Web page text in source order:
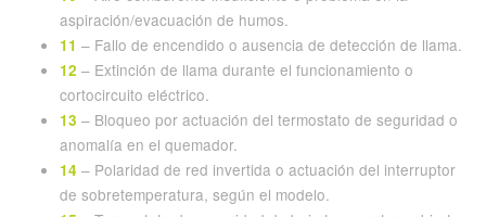
aspiración/evacuación de humos.
11 – Fallo de encendido o ausencia de detección de llama.
12 – Extinción de llama durante el funcionamiento o
cortocircuito eléctrico.
13 – Bloqueo por actuación del termostato de seguridad o
anomalía en el quemador.
14 – Polaridad de red invertida o actuación del interruptor
de sobretemperatura, según el modelo.